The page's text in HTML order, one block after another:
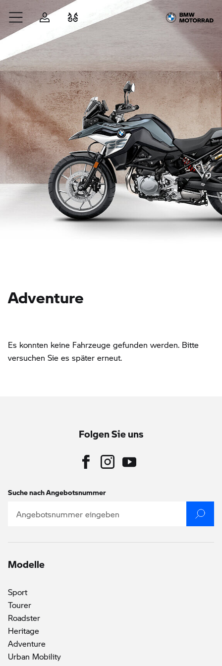
Zum Hauptinhalt springen
AnmeldenFahrzeugvergleich
Adventure
Es konnten keine Fahrzeuge gefunden werden. Bitte
versuchen Sie es später erneut.
Folgen Sie uns
Suche nach Angebotsnummer
Modelle
Sport
Tourer
Roadster
Heritage
Adventure()
Urban Mobility